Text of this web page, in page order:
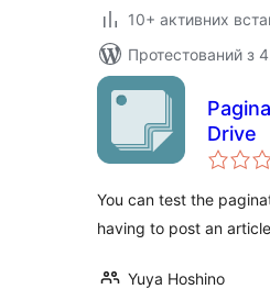
10+ активних
Протестований з
Drive
You can test the
having to post an
Yuya Hoshino